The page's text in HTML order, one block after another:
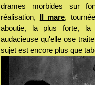
drames morbides sur
réalisation, Il mare,
aboutie, la plus forte, la
audacieuse qu'elle ose
sujet est encore plus que